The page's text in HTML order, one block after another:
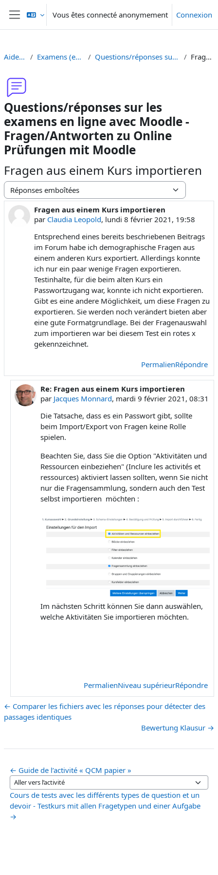
Passer au contenu principal
Panneau latéral
Vous êtes connecté anonymement Connexion
Aide Moodle - Moodle Hilfe Examens (en ligne et sur papier) - Prüfungen (Online und Offline) Questions/réponses sur les examens en ligne avec Moodle - Fragen/Antworten zu Online Prüfungen mit Moodle Fragen aus einem Kurs importieren
Questions/réponses sur les
examens en ligne avec Moodle -
Fragen/Antworten zu Online
Prüfungen mit Moodle
Fragen aus einem Kurs importieren
Type d’affichage
Fragen aus einem Kurs importieren
par Claudia Leopold, lundi 8 février 2021, 19:58
Nombre de réponses : 1
Entsprechend eines bereits beschriebenen Beitrags
im Forum habe ich demographische Fragen aus
einem anderen Kurs exportiert. Allerdings konnte
ich nur ein paar wenige Fragen exportieren.
Testinhalte, für die beim alten Kurs ein
Passwortzugang war, konnte ich nicht exportieren.
Gibt es eine andere Möglichkeit, um diese Fragen zu
exportieren. Sie werden noch verändert bieten aber
eine gute Formatgrundlage. Bei der Fragenauswahl
zum importieren war bei diesem Test ein rotes x
gekennzeichnet.
PermalienRépondre
En réponse à Claudia Leopold
Re: Fragen aus einem Kurs importieren
par Jacques Monnard, mardi 9 février 2021, 08:31
Die Tatsache, dass es ein Passwort gibt, sollte
beim Import/Export von Fragen keine Rolle
spielen.
Beachten Sie, dass Sie die Option "Aktivitäten und
Ressourcen einbeziehen" (Inclure les activités et
ressources) aktiviert lassen sollten, wenn Sie nicht
nur die Fragensammlung, sondern auch den Test
selbst importieren möchten :
Im nächsten Schritt können Sie dann auswählen,
welche Aktivitäten Sie importieren möchten.
PermalienNiveau supérieurRépondre
← Comparer les fichiers avec les réponses pour détecter des
passages identiques
Bewertung Klausur →
← Guide de l’activité « QCM papier »
Aller vers l’activité
Cours de tests avec les différents types de question et un
devoir - Testkurs mit allen Fragetypen und einer Aufgabe
→